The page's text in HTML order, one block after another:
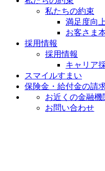
私たちの約束
満足度向
お客さま
採用情報
採用情報
キャリア
スマイルすまい
保険金・給付金の請
お近くの金融機
お問い合わせ